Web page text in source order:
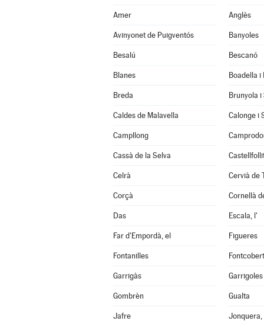
Amer Anglès
Avinyonet de Puigventós Banyoles
Besalú Bescanó
Blanes Boadella i
Breda Brunyola
Caldes de Malavella Calonge i
Campllong
Cassà de la Selva
Celrà Cervià de
Corçà Cornellà
Das Escala, l'
Far d'Empordà, el Figueres
Fontanilles
Garrigàs Garrigoles
Gombrèn Gualta
Jafre Jonquera,